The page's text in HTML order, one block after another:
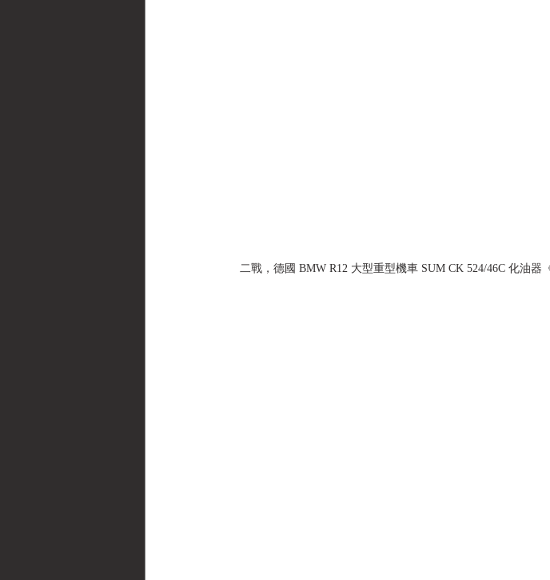
二戰，德國 BMW R12 大型重型機車 SUM CK 524/46C 化油器